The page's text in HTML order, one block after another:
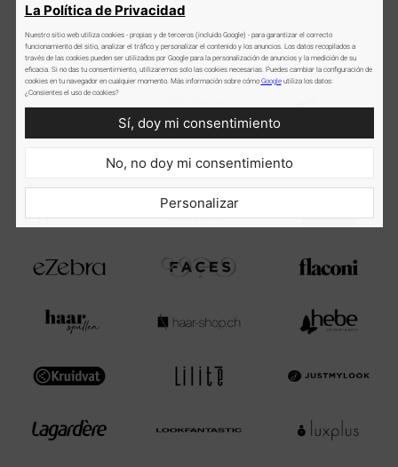
La Política de Privacidad
Nuestro sitio web utiliza cookies - propias y de terceros (incluido Google) - para garantizar el correcto
funcionamiento del sitio, analizar el tráfico y personalizar el contenido y los anuncios. Los datos recopilados a
través de las cookies pueden ser utilizados por Google para la personalización de anuncios y la medición de su
eficacia. Si no das tu consentimiento, utilizaremos solo las cookies necesarias. Puedes cambiar la configuración de
cookies en tu navegador en cualquier momento. Más información sobre cómo Googleutiliza los datos:
¿Consientes el uso de cookies?
Sí, doy mi consentimiento
No, no doy mi consentimiento
Personalizar